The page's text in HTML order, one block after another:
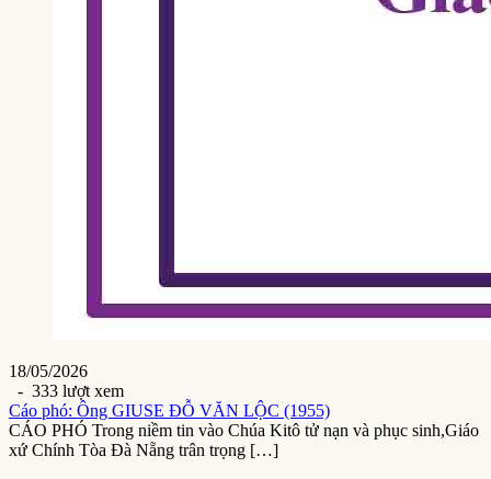
18/05/2026
- 333 lượt xem
Cáo phó: Ông GIUSE ĐỖ VĂN LỘC (1955)
CÁO PHÓ Trong niềm tin vào Chúa Kitô tử nạn và phục sinh,Giáo
xứ Chính Tòa Đà Nẵng trân trọng […]